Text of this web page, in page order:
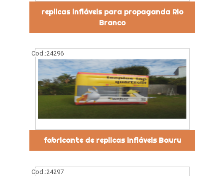
replicas infláveis para propaganda Rio
Branco
Cod.:24296
fabricante de replicas infláveis Bauru
Cod.:24297